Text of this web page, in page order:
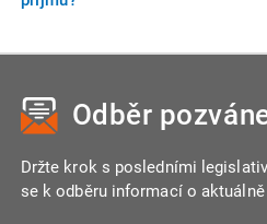
do daňového přiznání. Dále také
účetními a daňovými odpisy.
Odběr
Držte krok s posledními
se k odběru informací o